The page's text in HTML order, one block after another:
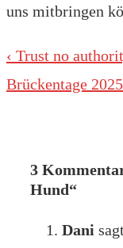
uns mitbringen
Vorheriger
Beitrag
‹ Trust no
Nächster
Brückentage
3
Hund“
Dani